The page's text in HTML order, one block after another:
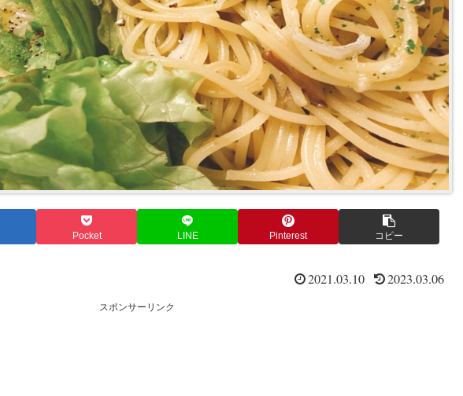
Pocket LINE Pinterest コピー
2021.03.10 2023.03.06
スポンサーリンク